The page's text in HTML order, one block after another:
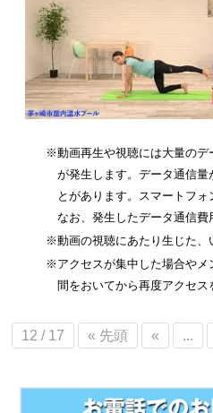
※動画再生や視聴には大量のデ
が発生します。データ通信
とがあります。スマートフ
なお、発生したデータ通信
※動画の視聴にあたり生じた、
※アクセスが集中した場合やメ
間をおいてから再度アクセス
12 / 17 « 先頭 « ...